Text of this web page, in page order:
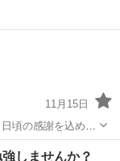
11月15日
頃の感謝を込めて
学進学前準備 特別
講座
しませんか？